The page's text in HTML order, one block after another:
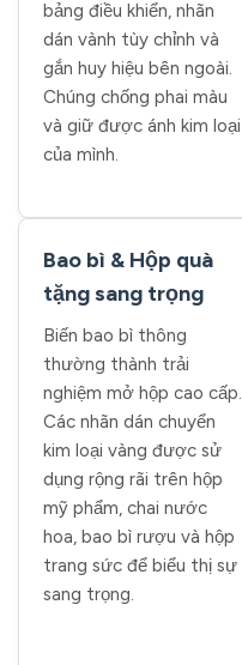
bảng điều khiển, nhãn
dán vành tùy chỉnh và
gắn huy hiệu bên ngoài.
Chúng chống phai màu
và giữ được ánh kim loại
của mình.
Bao bì & Hộp quà
tặng sang trọng
Biến bao bì thông
thường thành trải
nghiệm mở hộp cao cấp.
Các nhãn dán chuyển
kim loại vàng được sử
dụng rộng rãi trên hộp
mỹ phẩm, chai nước
hoa, bao bì rượu và hộp
trang sức để biểu thị sự
sang trọng.